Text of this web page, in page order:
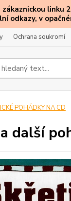
linku
odkazy, v
Ochrana soukromí
POHÁDKY NA CD
další